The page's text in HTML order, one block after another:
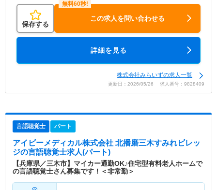
保存する
この求人を問い合わせる
詳細を見る
株式会社みらいずの求人一覧
更新日：2026/05/26 求人番号：9828409
言語聴覚士 パート
アイビーメディカル株式会社 北播磨三木すみれビレッ
ジの言語聴覚士求人(パート)
【兵庫県／三木市】マイカー通勤OK♪住宅型有料老人ホームで
の言語聴覚士さん募集です！＜非常勤＞